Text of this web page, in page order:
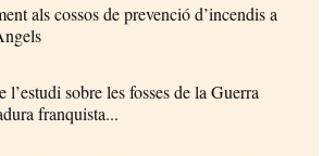
als cossos de prevenció d’incendis a
l’estudi sobre les fosses de la Guerra
franquista...